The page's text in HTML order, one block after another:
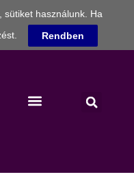
sütiket használunk. Ha
Rendben